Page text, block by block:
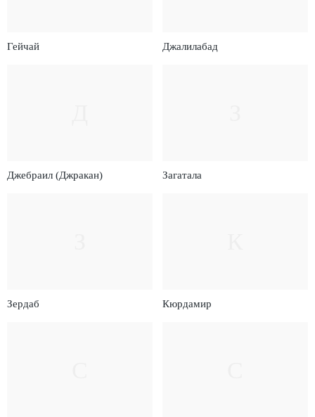
Гейчай Джалилабад
Джебраил (Джракан) Загатала
Зердаб Кюрдамир